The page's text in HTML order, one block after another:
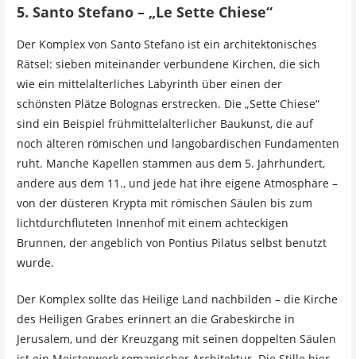
5. Santo Stefano – „Le Sette Chiese“
Der Komplex von Santo Stefano ist ein architektonisches
Rätsel: sieben miteinander verbundene Kirchen, die sich
wie ein mittelalterliches Labyrinth über einen der
schönsten Plätze Bolognas erstrecken. Die „Sette Chiese“
sind ein Beispiel frühmittelalterlicher Baukunst, die auf
noch älteren römischen und langobardischen Fundamenten
ruht. Manche Kapellen stammen aus dem 5. Jahrhundert,
andere aus dem 11., und jede hat ihre eigene Atmosphäre –
von der düsteren Krypta mit römischen Säulen bis zum
lichtdurchfluteten Innenhof mit einem achteckigen
Brunnen, der angeblich von Pontius Pilatus selbst benutzt
wurde.
Der Komplex sollte das Heilige Land nachbilden – die Kirche
des Heiligen Grabes erinnert an die Grabeskirche in
Jerusalem, und der Kreuzgang mit seinen doppelten Säulen